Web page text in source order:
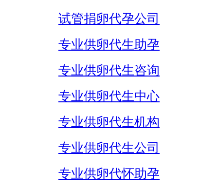
试管捐卵代孕公司
专业供卵代生助孕
专业供卵代生咨询
专业供卵代生中心
专业供卵代生机构
专业供卵代生公司
专业供卵代怀助孕